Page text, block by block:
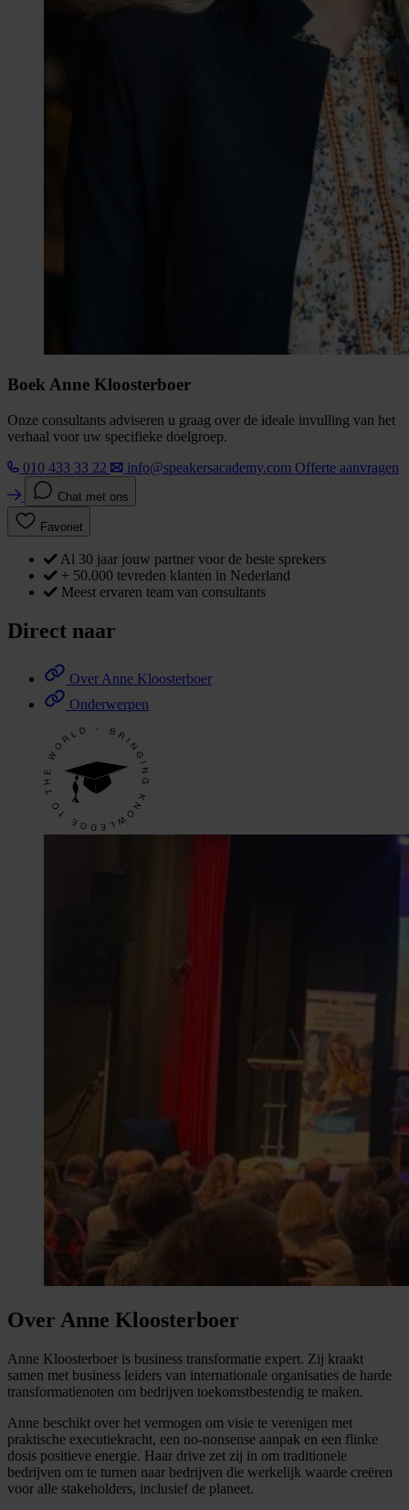
Boek Anne Kloosterboer
Onze consultants adviseren u graag over de ideale invulling van het
verhaal voor uw specifieke doelgroep.
010 433 33 22
info@speakersacademy.com Offerte aanvragen
Chat met ons
Favoriet
Al 30 jaar jouw partner voor de beste sprekers
+ 50.000 tevreden klanten in Nederland
Meest ervaren team van consultants
Direct naar
Over Anne Kloosterboer
Onderwerpen
Over Anne Kloosterboer
Anne Kloosterboer is business transformatie expert. Zij kraakt
samen met business leiders van internationale organisaties de harde
transformatienoten om bedrijven toekomstbestendig te maken.
Anne beschikt over het vermogen om visie te verenigen met
praktische executiekracht, een no-nonsense aanpak en een flinke
dosis positieve energie. Haar drive zet zij in om traditionele
bedrijven om te turnen naar bedrijven die werkelijk waarde creëren
voor alle stakeholders, inclusief de planeet.